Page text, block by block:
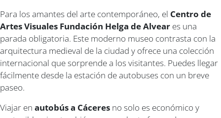
Para los amantes del arte contemporáneo, el Centro de
Artes Visuales Fundación Helga de Alvear es una
parada obligatoria. Este moderno museo contrasta con la
arquitectura medieval de la ciudad y ofrece una colección
internacional que sorprende a los visitantes. Puedes llegar
fácilmente desde la estación de autobuses con un breve
paseo.
Viajar en autobús a Cáceres no solo es económico y